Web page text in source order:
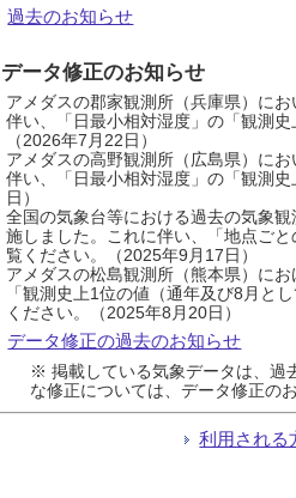
過去のお知らせ
データ修正のお知らせ
アメダスの郡家観測所（兵庫県）に
伴い、「日最小相対湿度」の「観測
（2026年7月22日）
アメダスの高野観測所（広島県）に
伴い、「日最小相対湿度」の「観測
日）
全国の気象台等における過去の気象
施しました。これに伴い、「地点ご
覧ください。（2025年9月17日）
アメダスの松島観測所（熊本県）に
「観測史上1位の値（通年及び8月と
ください。（2025年8月20日）
データ修正の過去のお知らせ
※ 掲載している気象データは、過
な修正については、データ修正の
利用される